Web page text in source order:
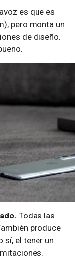
es que es
pero monta un
de diseño.
Todas las
produce
sí, el tener un